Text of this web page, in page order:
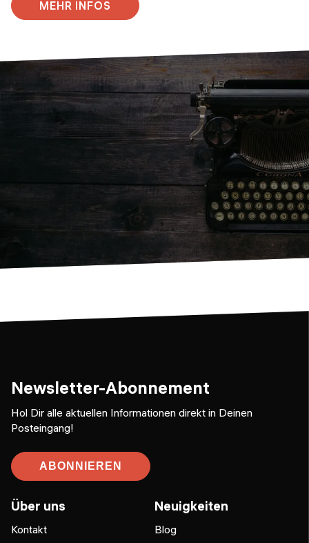
MEHR INFOS
Newsletter-Abonnement
Hol Dir alle aktuellen Informationen direkt in Deinen
Posteingang!
ABONNIEREN
Über uns
Kontakt
Neuigkeiten
Blog